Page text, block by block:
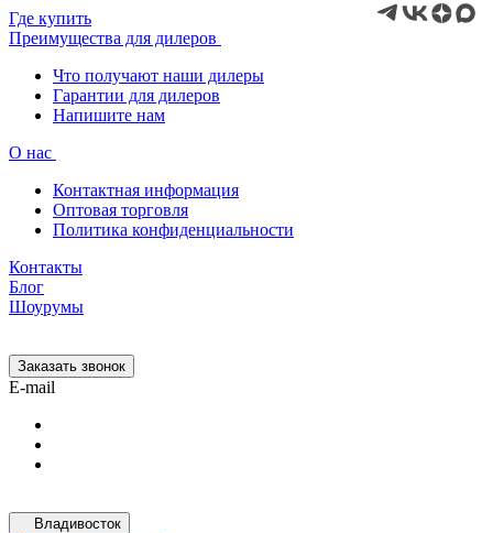
Где купить
Преимущества для дилеров
Что получают наши дилеры
Гарантии для дилеров
Напишите нам
О нас
Контактная информация
Оптовая торговля
Политика конфиденциальности
Контакты
Блог
Шоурумы
Заказать звонок
E-mail
Владивосток